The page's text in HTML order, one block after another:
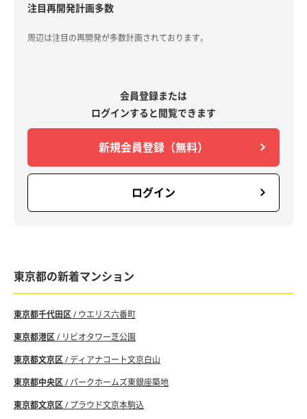
注目再開発計画多数
周辺は注目の再開発が多数計画されております。
会員登録または
ログインすると閲覧できます
新規会員登録（無料）
ログイン
東京都の新着マンション
東京都千代田区/ ウエリス六番町
東京都港区/ リビオタワー芝公園
東京都文京区/ ディアナコート文京白山
東京都中央区/ パークホームズ東銀座築地
東京都文京区/ プラウド文京本駒込